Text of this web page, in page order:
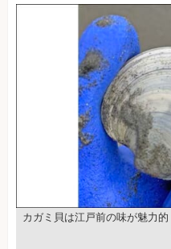
カガミ貝は江戸前の味が魅力的